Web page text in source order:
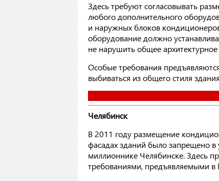
Здесь требуют согласовывать
любого дополнительного
и наружных блоков
оборудование должно
не нарушить общее
Особые требования
выбиваться из общего стиля
Челябинск
В 2011 году размещение
фасадах зданий было запрещено в
миллионнике Челябинске. Здесь
требованиями, предъявляемыми в